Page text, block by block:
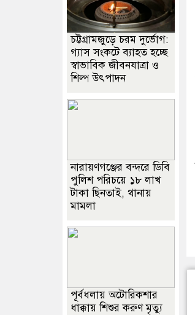
চট্টগ্রামজুড়ে চরম দুর্ভোগ:
গ্যাস সংকটে ব্যাহত হচ্ছে
স্বাভাবিক জীবনযাত্রা ও
শিল্প উৎপাদন
নারায়ণগঞ্জের বন্দরে ডিবি
পুলিশ পরিচয়ে ১৮ লাখ
টাকা ছিনতাই, থানায়
মামলা
পূর্বধলায় অটোরিকশার
ধাক্কায় শিশুর করুণ মৃত্যু